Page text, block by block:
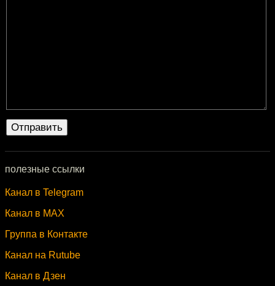
полезные ссылки
Канал в Telegram
Канал в MAX
Группа в Контакте
Канал на Rutube
Канал в Дзен